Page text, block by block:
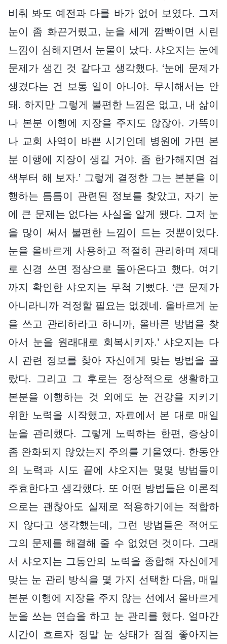
비춰 봐도 예전과 다를 바가 없어 보였다. 그저
눈이 좀 화끈거렸고, 눈을 세게 깜빡이면 시린
느낌이 심해지면서 눈물이 났다. 샤오지는 눈에
문제가 생긴 것 같다고 생각했다. ‘눈에 문제가
생겼다는 건 보통 일이 아니야. 무시해서는 안
돼. 하지만 그렇게 불편한 느낌은 없고, 내 삶이
나 본분 이행에 지장을 주지도 않잖아. 가뜩이
나 교회 사역이 바쁜 시기인데 병원에 가면 본
분 이행에 지장이 생길 거야. 좀 한가해지면 검
색부터 해 보자.’ 그렇게 결정한 그는 본분을 이
행하는 틈틈이 관련된 정보를 찾았고, 자기 눈
에 큰 문제는 없다는 사실을 알게 됐다. 그저 눈
을 많이 써서 불편한 느낌이 드는 것뿐이었다.
눈을 올바르게 사용하고 적절히 관리하며 제대
로 신경 쓰면 정상으로 돌아온다고 했다. 여기
까지 확인한 샤오지는 무척 기뻤다. ‘큰 문제가
아니라니까 걱정할 필요는 없겠네. 올바르게 눈
을 쓰고 관리하라고 하니까, 올바른 방법을 찾
아서 눈을 원래대로 회복시키자.’ 샤오지는 다
시 관련 정보를 찾아 자신에게 맞는 방법을 골
랐다. 그리고 그 후로는 정상적으로 생활하고
본분을 이행하는 것 외에도 눈 건강을 지키기
위한 노력을 시작했고, 자료에서 본 대로 매일
눈을 관리했다. 그렇게 노력하는 한편, 증상이
좀 완화되지 않았는지 주의를 기울였다. 한동안
의 노력과 시도 끝에 샤오지는 몇몇 방법들이
주효한다고 생각했다. 또 어떤 방법들은 이론적
으로는 괜찮아도 실제로 적용하기에는 적합하
지 않다고 생각했는데, 그런 방법들은 적어도
그의 문제를 해결해 줄 수 없었던 것이다. 그래
서 샤오지는 그동안의 노력을 종합해 자신에게
맞는 눈 관리 방식을 몇 가지 선택한 다음, 매일
본분 이행에 지장을 주지 않는 선에서 올바르게
눈을 쓰는 연습을 하고 눈 관리를 했다. 얼마간
시간이 흐르자 정말 눈 상태가 점점 좋아지는